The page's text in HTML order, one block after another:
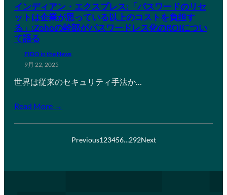
インディアン・エクスプレス:「パスワードのリセ
ットは企業が思っている以上のコストを負担す
る」:Zohoの幹部がパスワードレス化のROIについ
て語る
FIDO in the News
9月 22, 2025
世界は従来のセキュリティ手法か…
Read More →
Previous123456…292Next